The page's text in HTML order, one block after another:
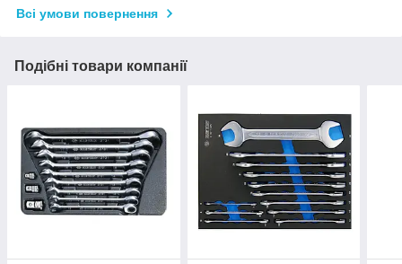
Всі умови повернення
Подібні товари компанії